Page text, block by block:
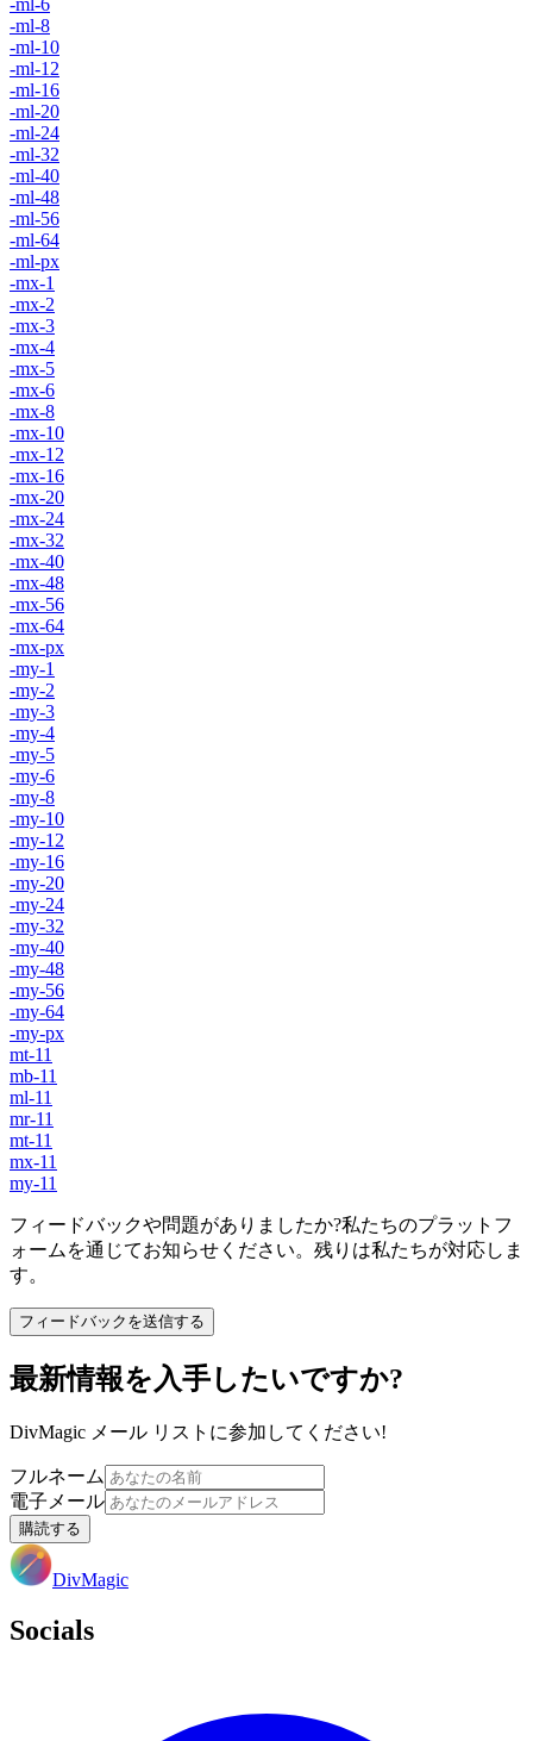
-ml-8
-ml-10
-ml-12
-ml-16
-ml-20
-ml-24
-ml-32
-ml-40
-ml-48
-ml-56
-ml-64
-ml-px
-mx-1
-mx-2
-mx-3
-mx-4
-mx-5
-mx-6
-mx-8
-mx-10
-mx-12
-mx-16
-mx-20
-mx-24
-mx-32
-mx-40
-mx-48
-mx-56
-mx-64
-mx-px
-my-1
-my-2
-my-3
-my-4
-my-5
-my-6
-my-8
-my-10
-my-12
-my-16
-my-20
-my-24
-my-32
-my-40
-my-48
-my-56
-my-64
-my-px
mt-11
mb-11
ml-11
mr-11
mt-11
mx-11
my-11
フィードバックや問題がありましたか?私たちのプラットフ
ォームを通じてお知らせください。残りは私たちが対応しま
す。
フィードバックを送信する
最新情報を入手したいですか?
DivMagic メール リストに参加してください!
フルネーム
電子メール
購読する
DivMagic
Socials